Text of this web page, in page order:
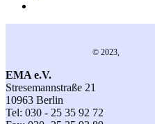
© 2023,
EMA e.V.
Stresemannstraße 21
10963 Berlin
Tel: 030 - 25 35 92 72